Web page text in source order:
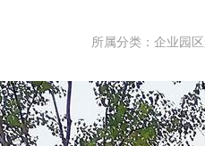
所属分类： 企业园